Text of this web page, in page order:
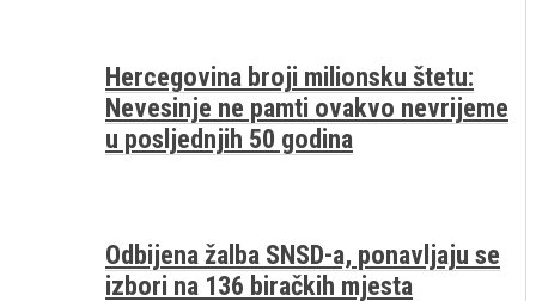
Hercegovina broji milionsku štetu:
Nevesinje ne pamti ovakvo nevrijeme
u posljednjih 50 godina
Odbijena žalba SNSD-a, ponavljaju se
izbori na 136 biračkih mjesta